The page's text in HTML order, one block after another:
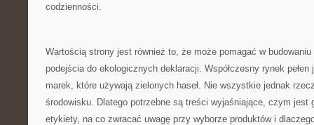
codzienności.
Wartością strony jest również to, że może pomagać w
podejścia do ekologicznych deklaracji. Współczesny rynek pełen
marek, które używają zielonych haseł. Nie wszystkie jednak
środowisku. Dlatego potrzebne są treści wyjaśniające, czym jest
etykiety, na co zwracać uwagę przy wyborze produktów i